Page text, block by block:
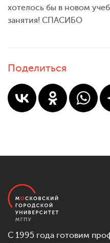
хотелось бы в новом
занятия! СПАСИБО
Поделиться
С 1995 года готовим